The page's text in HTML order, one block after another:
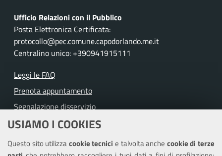
USIAMO I COOKIES
Questo sito utilizzacookie tecnicie talvolta anche cookie di terze
Ufficio Relazioni con il Pubblico
Posta Elettronica Certificata:
protocollo@pec.comune.capodorlando.me.it
Centralino unico: +390941915111
Leggi le FAQ
Prenota appuntamento
Segnalazione disservizio
Richiesta assistenza
Amministrazione trasparente